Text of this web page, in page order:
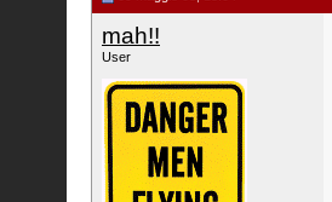
mah!!
User